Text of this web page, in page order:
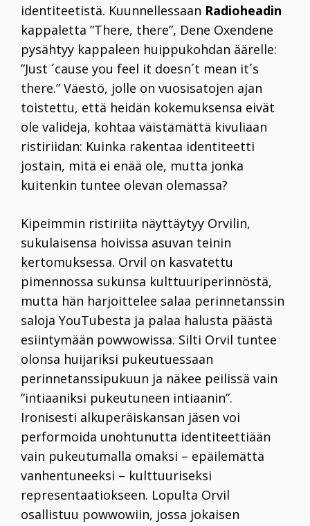
identiteetistä. Kuunnellessaan Radioheadin
kappaletta ”There, there”, Dene Oxendene
pysähtyy kappaleen huippukohdan äärelle:
”Just ´cause you feel it doesn´t mean it´s
there.” Väestö, jolle on vuosisatojen ajan
toistettu, että heidän kokemuksensa eivät
ole valideja, kohtaa väistämättä kivuliaan
ristiriidan: Kuinka rakentaa identiteetti
jostain, mitä ei enää ole, mutta jonka
kuitenkin tuntee olevan olemassa?
Kipeimmin ristiriita näyttäytyy Orvilin,
sukulaisensa hoivissa asuvan teinin
kertomuksessa. Orvil on kasvatettu
pimennossa sukunsa kulttuuriperinnöstä,
mutta hän harjoittelee salaa perinnetanssin
saloja YouTubesta ja palaa halusta päästä
esiintymään powwowissa. Silti Orvil tuntee
olonsa huijariksi pukeutuessaan
perinnetanssipukuun ja näkee peilissä vain
”intiaaniksi pukeutuneen intiaanin”.
Ironisesti alkuperäiskansan jäsen voi
performoida unohtunutta identiteettiään
vain pukeutumalla omaksi – epäilemättä
vanhentuneeksi – kulttuuriseksi
representaatiokseen. Lopulta Orvil
osallistuu powwowiin, jossa jokaisen